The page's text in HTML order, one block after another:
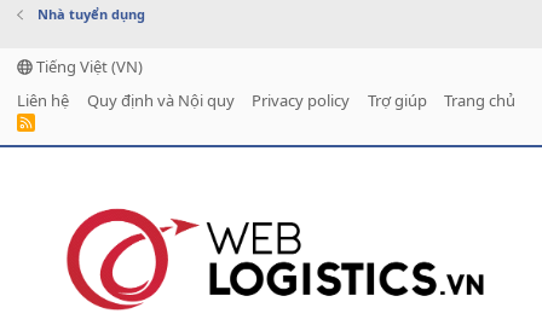
Nhà tuyển dụng
Tiếng Việt (VN)
Liên hệ
Quy định và Nội quy Privacy policy Trợ giúp Trang chủ
R